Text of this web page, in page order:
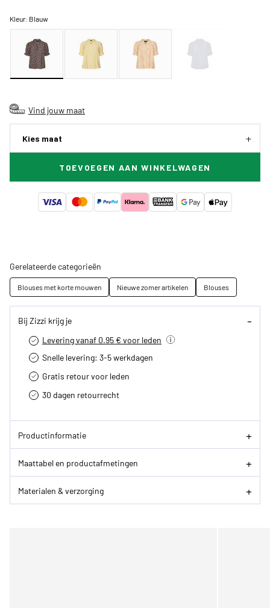
Kleur: Blauw
Vind jouw maat
Kies maat
TOEVOEGEN AAN WINKELWAGEN
Gerelateerde categorieën
Blouses met korte mouwen Nieuwe zomer artikelen Blouses
Bij Zizzi krijg je
Levering vanaf 0.95 € voor leden
Snelle levering: 3-5 werkdagen
Gratis retour voor leden
30 dagen retourrecht­
Productinformatie
Maattabel en productafmetingen
Materialen & verzorging